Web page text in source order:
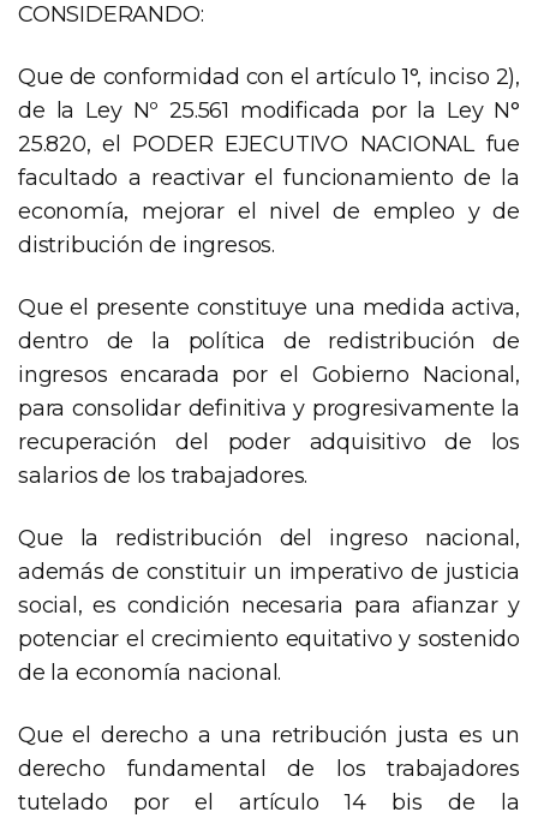
CONSIDERANDO:
Que de conformidad con el artículo 1°, inciso 2),
de la Ley Nº 25.561 modificada por la Ley N°
25.820, el PODER EJECUTIVO NACIONAL fue
facultado a reactivar el funcionamiento de la
economía, mejorar el nivel de empleo y de
distribución de ingresos.
Que el presente constituye una medida activa,
dentro de la política de redistribución de
ingresos encarada por el Gobierno Nacional,
para consolidar definitiva y progresivamente la
recuperación del poder adquisitivo de los
salarios de los trabajadores.
Que la redistribución del ingreso nacional,
además de constituir un imperativo de justicia
social, es condición necesaria para afianzar y
potenciar el crecimiento equitativo y sostenido
de la economía nacional.
Que el derecho a una retribución justa es un
derecho fundamental de los trabajadores
tutelado por el artículo 14 bis de la